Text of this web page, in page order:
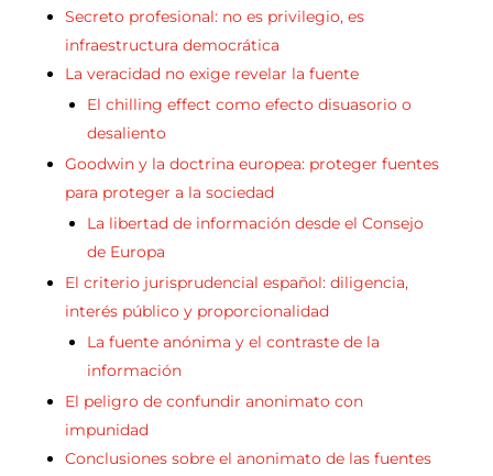
Secreto profesional: no es privilegio, es
infraestructura democrática
La veracidad no exige revelar la fuente
El chilling effect como efecto disuasorio o
desaliento
Goodwin y la doctrina europea: proteger fuentes
para proteger a la sociedad
La libertad de información desde el Consejo
de Europa
El criterio jurisprudencial español: diligencia,
interés público y proporcionalidad
La fuente anónima y el contraste de la
información
El peligro de confundir anonimato con
impunidad
Conclusiones sobre el anonimato de las fuentes